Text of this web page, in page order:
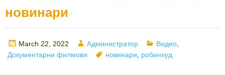
новинари
Posted
on
March 22, 2022 Author
Администратор Categories
Видео
Документарни филмови
Tags
новинари робинхуд